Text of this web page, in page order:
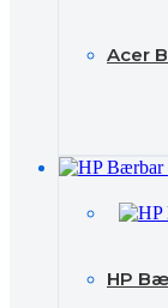
Acer
HP